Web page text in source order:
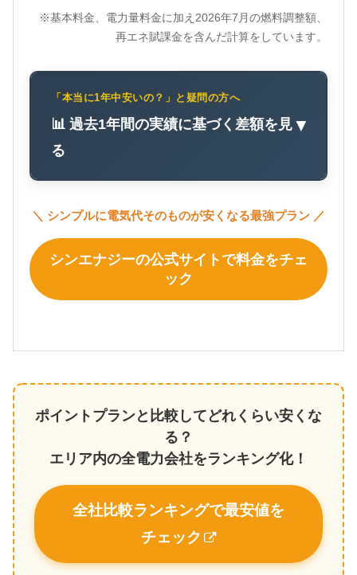
※基本料金、電力量料金に加え2026年7月の燃料調整額、
再エネ賦課金を含んだ計算をしています。
「本当に1年中安いの？」と疑問の方へ
📊 過去1年間の実績に基づく差額を見
る
▼
＼ シンプルに電気代そのものが安くなる最強プラン ／
シンエナジーの公式サイトで料金をチェ
ック
ポイントプランと比較してどれくらい安くな
る？
エリア内の全電力会社をランキング化！
全社比較ランキングで最安値を
チェック